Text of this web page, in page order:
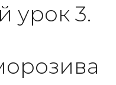
приготування
для морозива
заморозки
урок 3.